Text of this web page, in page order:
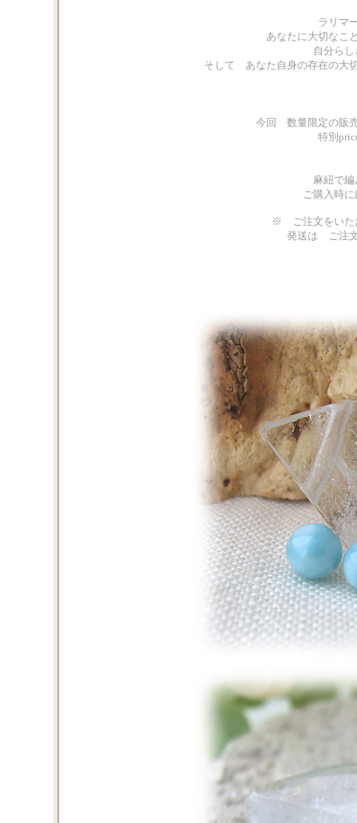
ラリマ
あなたに大切なこ
自分ら
そして あなた自身の存在の大
今回 数量限定の販
特別
麻紐で
ご購入時
※ ご注文をいた
発送は ご注